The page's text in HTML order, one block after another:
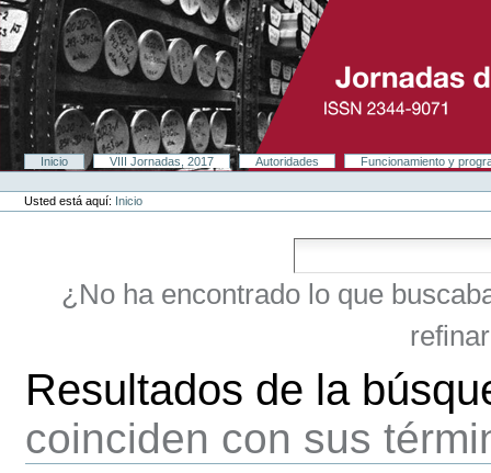
Cambiar
a
contenido.
|
Saltar
navegación
Secciones
Inicio VIII Jornadas, 2017 Autoridades
Funcionamiento y
Herramientas
Personales
Usted está aquí: Inicio
¿No ha encontrado lo que
Resultados de la
coinciden con sus